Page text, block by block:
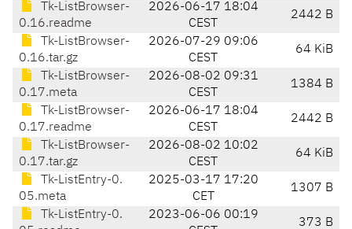
Tk-ListBrowser-
0.16.readme
2026-06-17 18:04
CEST
2442 B
Tk-ListBrowser-
0.16.tar.gz
2026-07-29 09:06
CEST
64 KiB
Tk-ListBrowser-
0.17.meta
2026-08-02 09:31
CEST
1384 B
Tk-ListBrowser-
0.17.readme
2026-06-17 18:04
CEST
2442 B
Tk-ListBrowser-
0.17.tar.gz
2026-08-02 10:02
CEST
64 KiB
Tk-ListEntry-0.
05.meta
2025-03-17 17:20
CET
1307 B
Tk-ListEntry-0.
2023-06-06 00:19
373 B